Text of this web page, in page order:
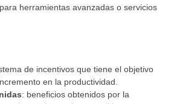
herramientas avanzadas o servicios
de incentivos que tiene el objetivo
en la productividad.
: beneficios obtenidos por la